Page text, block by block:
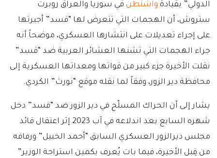
الدولي” بقيادة واشنطن في سوريا والعراق روبرت
ستروش، أن الهجمات التي تتعرض لها “قسد” أجبرتها
على إجراء تعديلات على انتشارها العسكري، موضحاً أنه
جراء الهجمات التي تشنها العشائر العربية ضد “قسد”
نقلت الأخيرة جزء كبير من قواتها ومعداتها العسكرية إلى
محافظة دير الزور، وفقاً لما نقله موقع “نورث” الكردي.
يشار إلى أن الحراك المسلّح في دير الزور ضد “قسد” دخل
شهره السابع بعد اندلاعه في آب 2023 إثر اعتقال قائد
مجلس ديرالزور العسكري السابق “أحمد الخبيل” ورفاقه
من قِبل الأخيرة، فيما بات يُعرف بكمين استراحة الوزير”